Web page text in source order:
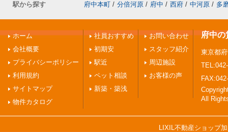
駅から探す
府中本町 / 分倍河原 / 府中 / 西府 / 中河原 / 多
ホーム
会社概要
プライバシーポリシー
利用規約
サイトマップ
物件カタログ
社員おすすめ
初期安
駅近
ペット相談
新築・築浅
お問い合わせ
スタッフ紹介
周辺施設
お客様の声
府中の
東京都
All
LIXIL不動産ショップ